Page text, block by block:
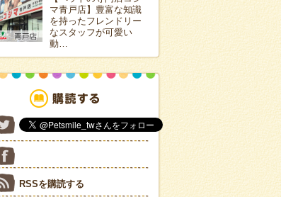
マ青戸店】豊富な知識
を持ったフレンドリー
なスタッフが可愛い
動…
RSSを購読する